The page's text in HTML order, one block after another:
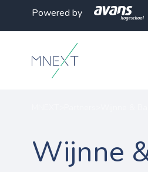
Powered by
Wijnne